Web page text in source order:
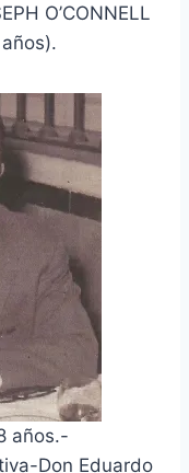
O’CONNELL
años.-
Don Eduardo